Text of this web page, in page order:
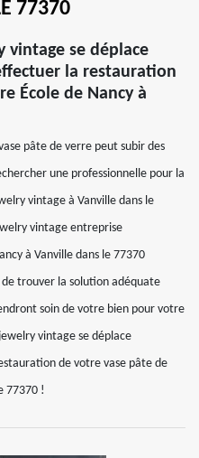
77370
vintage se déplace
la restauration
École de Nancy à
pâte de verre peut subir des
une professionnelle pour la
vintage à Vanville dans le
vintage entreprise
à Vanville dans le 77370
de trouver la solution adéquate
soin de votre bien pour votre
vintage se déplace
de votre vase pâte de
77370 !